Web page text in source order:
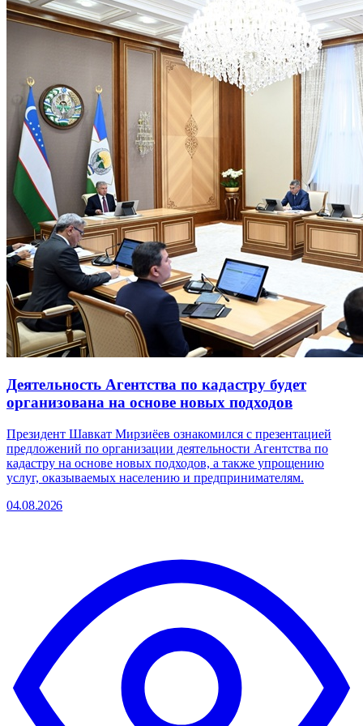
Деятельность Агентства по кадастру будет
организована на основе новых подходов
Президент Шавкат Мирзиёев ознакомился с презентацией
предложений по организации деятельности Агентства по
кадастру на основе новых подходов, а также упрощению
услуг, оказываемых населению и предпринимателям.
04.08.2026